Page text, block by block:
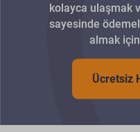
kolayca ulaşmak
sayesinde
almak için
Ücretsiz